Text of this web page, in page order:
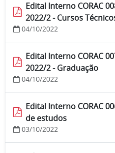
Edital Interno CORAC
2022/2 - Cursos
04/10/2022
Edital Interno CORAC
2022/2 - Graduação
04/10/2022
Edital Interno CORAC
de estudos
03/10/2022